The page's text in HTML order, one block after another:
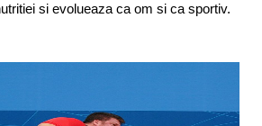
si evolueaza ca om si ca sportiv.